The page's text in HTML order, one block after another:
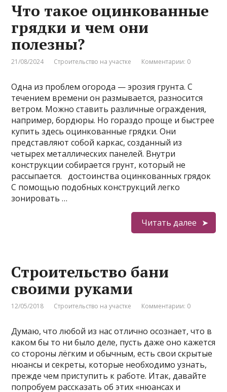
Что такое оцинкованные
грядки и чем они
полезны?
21/08/2024 Строительство на участке Комментарии: 0
Одна из проблем огорода — эрозия грунта. С
течением времени он размывается, разносится
ветром. Можно ставить различные ограждения,
например, бордюры. Но гораздо проще и быстрее
купить здесь оцинкованные грядки. Они
представляют собой каркас, созданный из
четырех металлических панелей. Внутри
конструкции собирается грунт, который не
рассыпается. достоинства оцинкованных грядок
С помощью подобных конструкций легко
зонировать …
Читать далее
Строительство бани
своими руками
12/05/2018 Строительство на участке Комментарии: 0
Думаю, что любой из нас отлично осознает, что в
каком бы то ни было деле, пусть даже оно кажется
со стороны лёгким и обычным, есть свои скрытые
нюансы и секреты, которые необходимо узнать,
прежде чем приступить к работе. Итак, давайте
попробуем рассказать об этих «нюансах и